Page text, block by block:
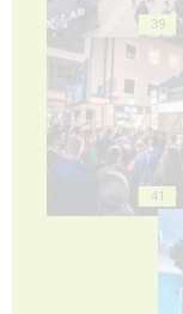
39
41